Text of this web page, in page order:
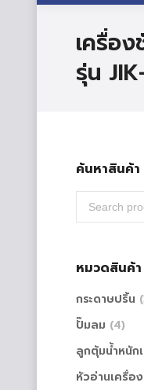
เครื่อ
รุ่น
ค้นหาสินค้า
หมวดสินค้า
กระดาษปริ้น
ปั๊มลม (4)
ลูกตุ้มน้ำหนัก
หัวอ่านเครื่